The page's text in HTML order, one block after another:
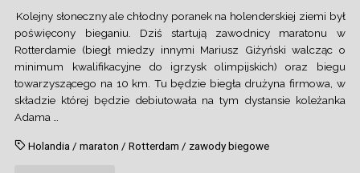
Kolejny słoneczny ale chłodny poranek na holenderskiej ziemi był
poświęcony bieganiu. Dziś startują zawodnicy maratonu w
Rotterdamie (biegł miedzy innymi Mariusz Giżyński walcząc o
minimum kwalifikacyjne do igrzysk olimpijskich) oraz biegu
towarzyszącego na 10 km. Tu będzie biegła drużyna firmowa, w
składzie której będzie debiutowała na tym dystansie koleżanka
Adama …
Holandia / maraton / Rotterdam / zawody biegowe